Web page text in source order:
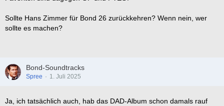
Sollte Hans Zimmer für Bond 26 zurückkehren? Wenn nein, wer
sollte es machen?
Bond-Soundtracks
Spree 1. Juli 2025
Ja, ich tatsächlich auch, hab das DAD-Album schon damals rauf